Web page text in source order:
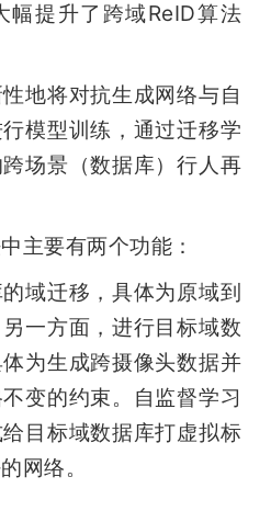
幅提升了跨域ReID算法
地将对抗生成网络与自
模型训练，通过迁移学
场景（数据库）行人再
主要有两个功能：
域迁移，具体为原域到
一方面，进行目标域数
为生成跨摄像头数据并
变的约束。自监督学习
目标域数据库打虚拟标
网络。